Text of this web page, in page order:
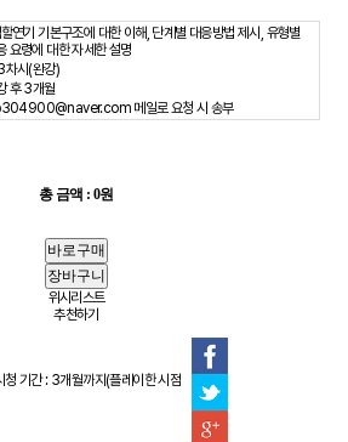
할연기 기본구조에 대한 이해, 단계별 대응방법 제시, 유형별
요령에 대한 자세한 설명
차시(완강)
후 3개월
메일로 요청 시 송부
총 금액 : 0원
위시리스트
추천하기
기간 : 3개월까지(플레이한 시점